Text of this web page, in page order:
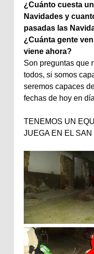
¿Cuánto cuesta
Navidades y
pasadas las
¿Cuánta gente
viene ahora?
Son preguntas que
todos, si somos
seremos capaces
fechas de hoy en
TENEMOS UN
JUEGA EN EL